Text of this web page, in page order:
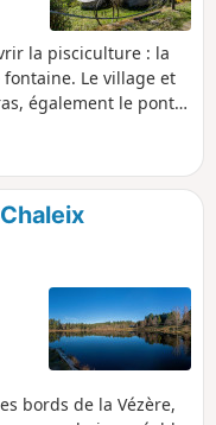
la pisciculture : la
Le village et
également le pont
bords de la Vézère,